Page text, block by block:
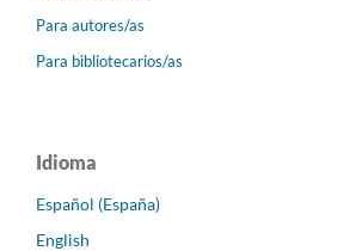
Para autores/as
Para bibliotecarios/as
Idioma
Español (España)
English